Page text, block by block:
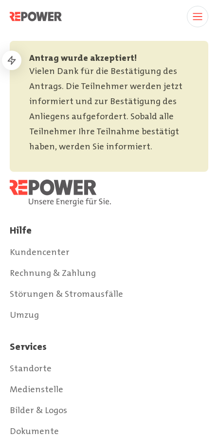
Antrag wurde akzeptiert!
Vielen Dank für die Bestätigung des
Antrags. Die Teilnehmer werden jetzt
informiert und zur Bestätigung des
Anliegens aufgefordert. Sobald alle
Teilnehmer Ihre Teilnahme bestätigt
haben, werden Sie informiert.
Hilfe
Kundencenter
Rechnung & Zahlung
Störungen & Stromausfälle
Umzug
Services
Standorte
Medienstelle
Bilder & Logos
Dokumente